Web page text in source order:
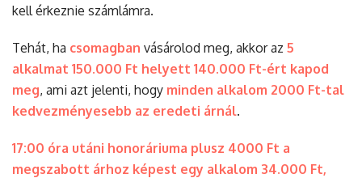
kell érkeznie számlámra.
Tehát, ha csomagban vásárolod meg, akkor az 5
alkalmat 150.000 Ft helyett 140.000 Ft-ért kapod
meg, ami azt jelenti, hogy minden alkalom 2000 Ft-tal
kedvezményesebb az eredeti árnál.
17:00 óra utáni honoráriuma plusz 4000 Ft a
megszabott árhoz képest egy alkalom 34.000 Ft,